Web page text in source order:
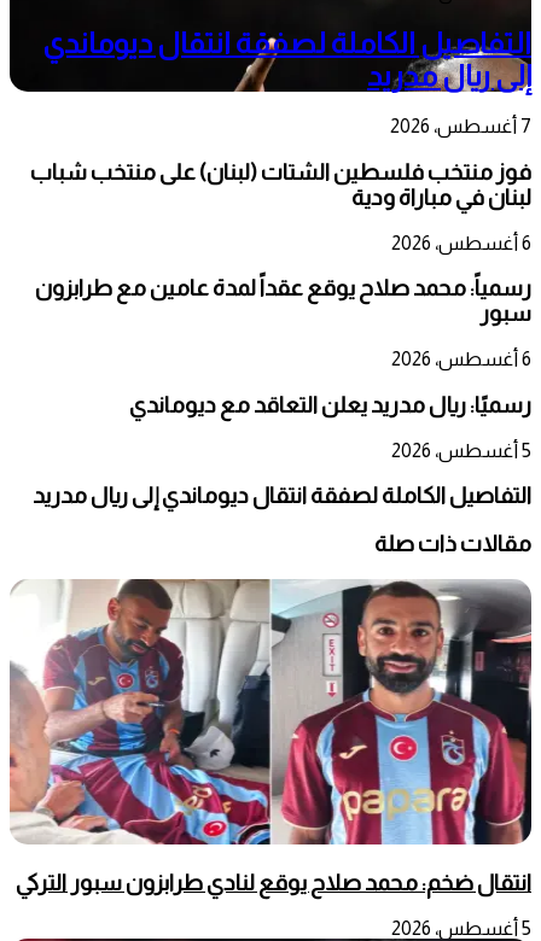
التفاصيل الكاملة لصفقة انتقال ديوماندي
إلى ريال مدريد
7 أغسطس، 2026
فوز منتخب فلسطين الشتات (لبنان) على منتخب شباب
لبنان في مباراة ودية
6 أغسطس، 2026
رسمياً: محمد صلاح يوقع عقداً لمدة عامين مع طرابزون
سبور
6 أغسطس، 2026
رسميًا: ريال مدريد يعلن التعاقد مع ديوماندي
5 أغسطس، 2026
التفاصيل الكاملة لصفقة انتقال ديوماندي إلى ريال مدريد
مقالات ذات صلة
انتقال ضخم: محمد صلاح يوقع لنادي طرابزون سبور التركي
5 أغسطس، 2026